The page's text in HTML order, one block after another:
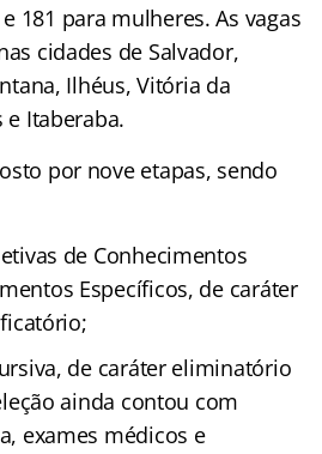
181 para mulheres. As vagas
cidades de Salvador,
Ilhéus, Vitória da
e Itaberaba.
por nove etapas, sendo
de Conhecimentos
Específicos, de caráter
de caráter eliminatório
ainda contou com
exames médicos e